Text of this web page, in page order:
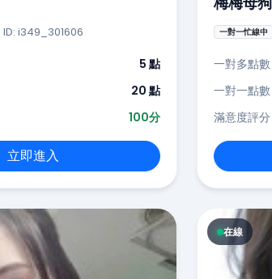
ID: i349_301606
5 點
20 點
100分
立即進入
一對一忙線中
一對多點數
一對一點數
滿意度評分
在線